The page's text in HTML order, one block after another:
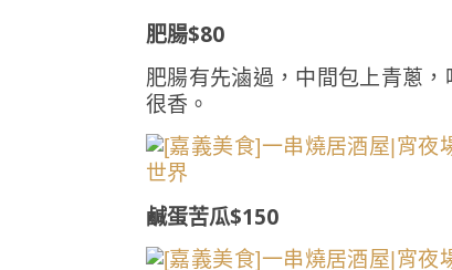
肥腸$80
肥腸有先滷過，中間包上青蔥
很香。
鹹蛋苦瓜$150